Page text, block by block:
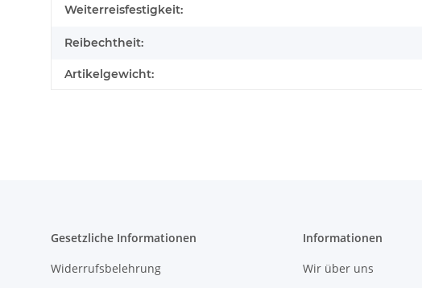
Weiterreisfestigkeit:
Reibechtheit:
Artikelgewicht:
Gesetzliche Informationen
Widerrufsbelehrung
Informationen
Wir über uns